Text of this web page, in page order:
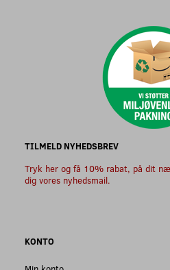
TILMELD NYHEDSBREV
Tryk her og få 10% rabat, på dit
dig vores nyhedsmail.
KONTO